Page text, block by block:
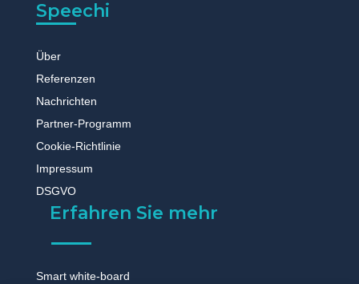
Speechi
Über
Referenzen
Nachrichten
Partner-Programm
Cookie-Richtlinie
Impressum
DSGVO
Erfahren Sie mehr
Smart white-board